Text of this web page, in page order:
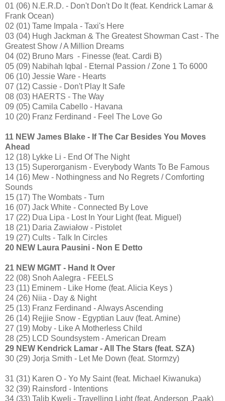
01 (06) N.E.R.D. - Don't Don't Do It (feat. Kendrick Lamar &
Frank Ocean)
02 (01) Tame Impala - Taxi's Here
03 (04) Hugh Jackman & The Greatest Showman Cast - The
Greatest Show / A Million Dreams
04 (02) Bruno Mars - Finesse (feat. Cardi B)
05 (09) Nabihah Iqbal - Eternal Passion / Zone 1 To 6000
06 (10) Jessie Ware - Hearts
07 (12) Cassie - Don't Play It Safe
08 (03) HAERTS - The Way
09 (05) Camila Cabello - Havana
10 (20) Franz Ferdinand - Feel The Love Go
11 NEW James Blake - If The Car Besides You Moves
Ahead
12 (18) Lykke Li - End Of The Night
13 (15) Superorganism - Everybody Wants To Be Famous
14 (16) Mew - Nothingness and No Regrets / Comforting
Sounds
15 (17) The Wombats - Turn
16 (07) Jack White - Connected By Love
17 (22) Dua Lipa - Lost In Your Light (feat. Miguel)
18 (21) Daria Zawiałow - Pistolet
19 (27) Cults - Talk In Circles
20 NEW Laura Pausini - Non E Detto
21 NEW MGMT - Hand It Over
22 (08) Snoh Aalegra - FEELS
23 (11) Eminem - Like Home (feat. Alicia Keys )
24 (26) Niia - Day & Night
25 (13) Franz Ferdinand - Always Ascending
26 (14) Rejjie Snow - Egyptian Lauv (feat. Amine)
27 (19) Moby - Like A Motherless Child
28 (25) LCD Soundsystem - American Dream
29 NEW Kendrick Lamar - All The Stars (feat. SZA)
30 (29) Jorja Smith - Let Me Down (feat. Stormzy)
31 (31) Karen O - Yo My Saint (feat. Michael Kiwanuka)
32 (39) Rainsford - Intentions
34 (33) Talib Kweli - Travelling Light (feat. Anderson .Paak)